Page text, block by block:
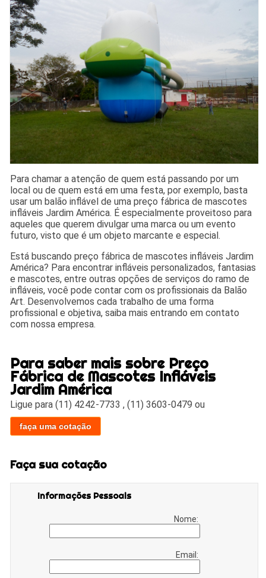
Para chamar a atenção de quem está passando por um
local ou de quem está em uma festa, por exemplo, basta
usar um balão inflável de uma preço fábrica de mascotes
infláveis Jardim América. É especialmente proveitoso para
aqueles que querem divulgar uma marca ou um evento
futuro, visto que é um objeto marcante e especial.
Está buscando preço fábrica de mascotes infláveis Jardim
América? Para encontrar infláveis personalizados, fantasias
e mascotes, entre outras opções de serviços do ramo de
infláveis, você pode contar com os profissionais da Balão
Art. Desenvolvemos cada trabalho de uma forma
profissional e objetiva, saiba mais entrando em contato
com nossa empresa.
Para saber mais sobre Preço
Fábrica de Mascotes Infláveis
Jardim América
Ligue para(11) 4242-7733 ,(11) 3603-0479 ou
faça uma cotação
Faça sua cotação
Informações Pessoais
Nome:
Email: